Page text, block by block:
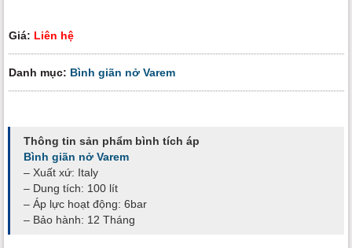
Giá: Liên hệ
Danh mục: Bình giãn nở Varem
Thông tin sản phẩm bình tích áp
Bình giãn nở Varem
– Xuất xứ: Italy
– Dung tích: 100 lít
– Áp lực hoạt động: 6bar
– Bảo hành: 12 Tháng